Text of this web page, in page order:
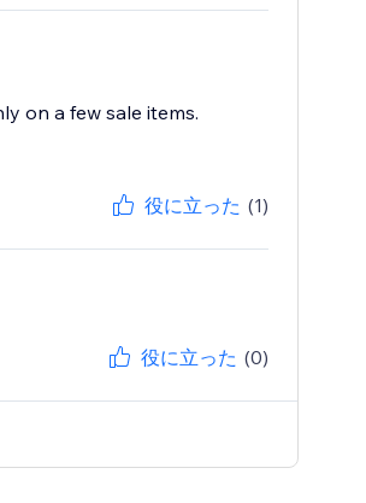
on a few sale items.
役に立った (1)
役に立った (0)